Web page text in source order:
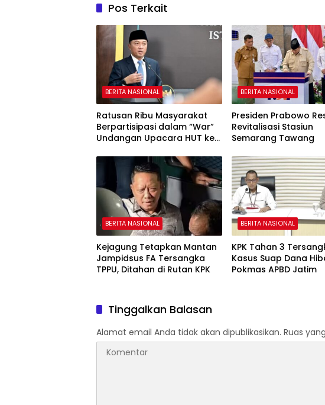
Pos Terkait
BERITA NASIONAL
Ratusan Ribu Masyarakat
Berpartisipasi dalam “War”
Undangan Upacara HUT ke-
BERITA NASIONAL
Presiden Prabowo
Revitalisasi Stasiun
Semarang Tawang
BERITA NASIONAL
Kejagung Tetapkan Mantan
Jampidsus FA Tersangka
TPPU, Ditahan di Rutan KPK
BERITA NASIONAL
KPK Tahan 3
Kasus Suap Dana
Pokmas APBD Jatim
Tinggalkan Balasan
Alamat email Anda tidak akan dipublikasikan. Ruas